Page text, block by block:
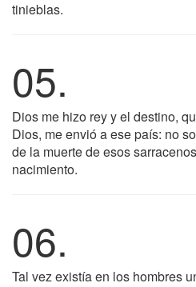
tinieblas.
05.
Dios me hizo rey y el destino,
Dios, me envió a ese país: no
de la muerte de esos
nacimiento.
06.
Tal vez existía en los hombres